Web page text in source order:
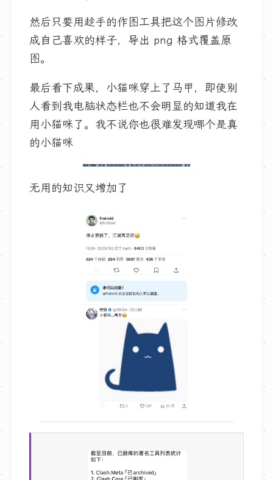
然后只要用趁手的作图工具把这个图片修改
成自己喜欢的样子，导出 png 格式覆盖原
图。
最后看下成果，小猫咪穿上了马甲，即使别
人看到我电脑状态栏也不会明显的知道我在
用小猫咪了。我不说你也很难发现哪个是真
的小猫咪
无用的知识又增加了